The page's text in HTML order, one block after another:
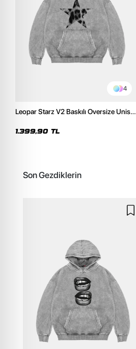
4
Leopar Starz V2 Baskılı Oversize Unisex
1.399,90 TL
Son Gezdiklerin